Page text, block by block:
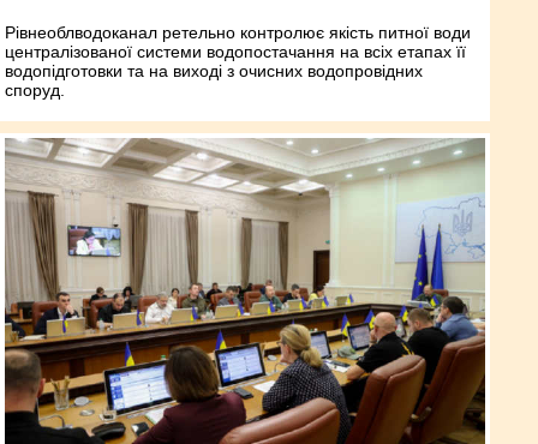
Рівнеоблводоканал ретельно контролює якість питної води
централізованої системи водопостачання на всіх етапах її
водопідготовки та на виході з очисних водопровідних
споруд.